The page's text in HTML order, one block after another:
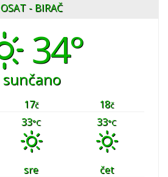
OSAT - BIRAČ
34°
sunčano
17č 18č
33°C 33°C
sre
čet